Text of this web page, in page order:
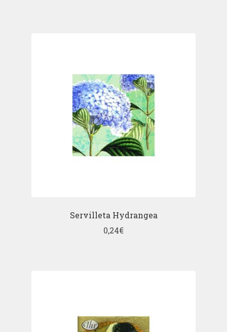
Servilleta Hydrangea
0,24€